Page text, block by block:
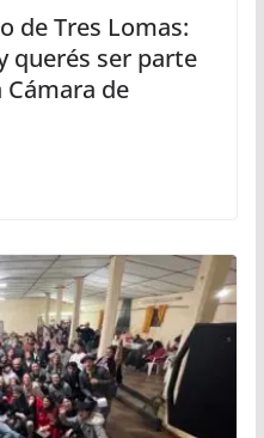
de Tres Lomas:
querés ser parte
Cámara de